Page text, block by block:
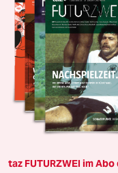
taz FUTURZWEI im